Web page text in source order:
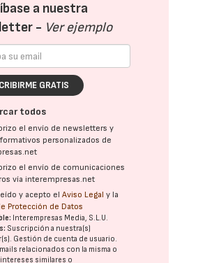
a nuestra
- Ver ejemplo
GRATIS
todos
el envío de newsletters y
personalizados de
el envío de comunicaciones
vía interempresas.net
y acepto elAviso Legal y la
Protección de Datos
Interempresas Media, S.L.U.
Suscripción a nuestra(s)
Gestión de cuenta de usuario.
relacionados con la misma o
similares o